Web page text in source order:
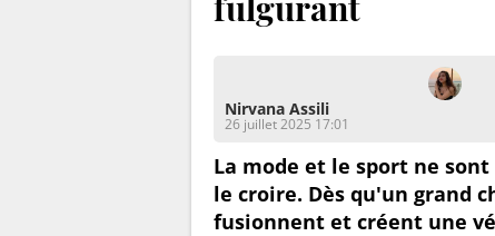
Nirvana Assili
26 juillet 2025 17:01
La mode et le sport ne
le croire. Dès qu'un grand
fusionnent et créent une